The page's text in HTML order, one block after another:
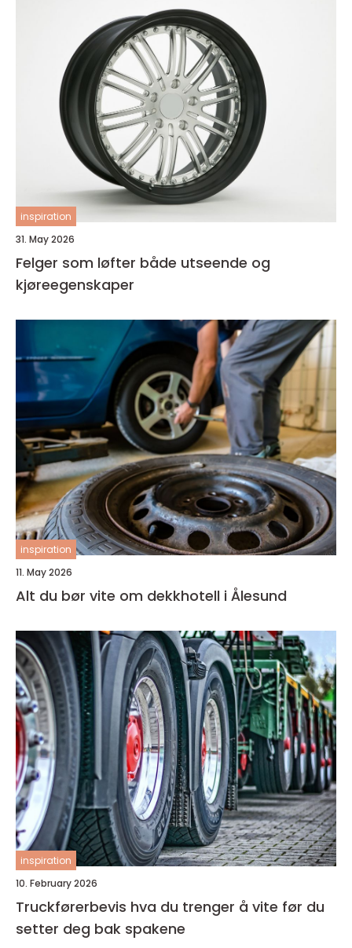
inspiration
31. May 2026
Felger som løfter både utseende og
kjøreegenskaper
inspiration
11. May 2026
Alt du bør vite om dekkhotell i Ålesund
inspiration
10. February 2026
Truckførerbevis hva du trenger å vite før du
setter deg bak spakene